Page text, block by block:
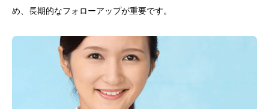
め、長期的なフォローアップが重要です。